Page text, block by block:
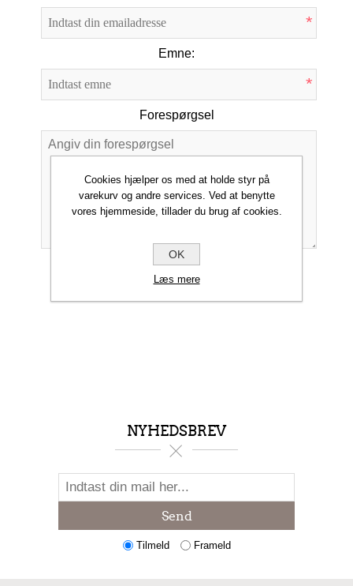
*
Emne:
*
Forespørgsel
INDSEND
NYHEDSBREV
Send
Tilmeld Frameld
Cookies hjælper os med at holde styr på
varekurv og andre services. Ved at benytte
vores hjemmeside, tillader du brug af cookies.
OK
Læs mere